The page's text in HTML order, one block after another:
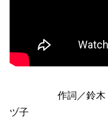
作詞／鈴木 勝
ヅ子